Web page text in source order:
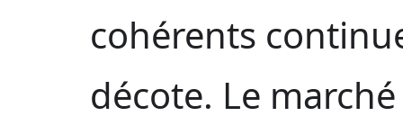
cohérents
décote. Le